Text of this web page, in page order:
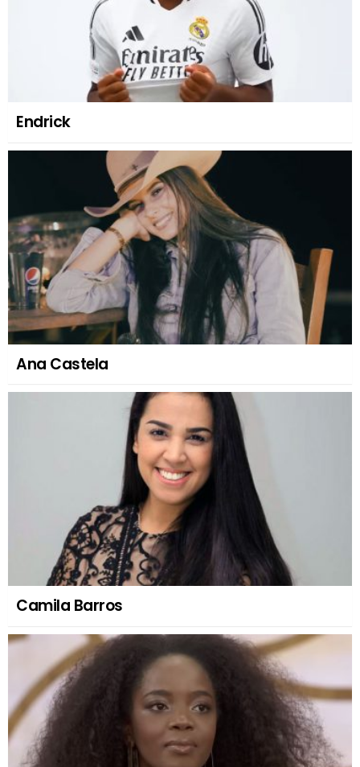
Endrick
Ana Castela
Camila Barros